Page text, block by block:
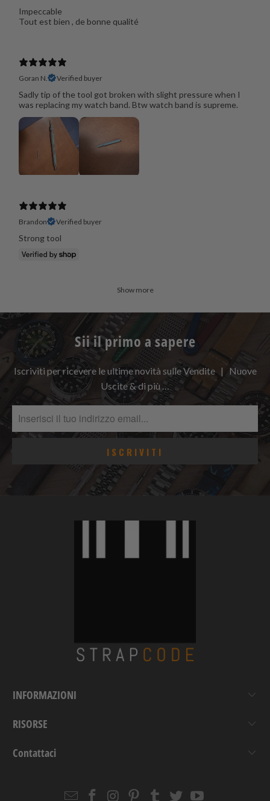
Impeccable
Goran N. Verified buyer
Sadly tip of the tool got broken with slight pressure when I
was replacing my watch band. Btw watch band is supreme.
Brandon Verified buyer
Strong tool
Show more
Sii il primo a sapere
Iscriviti per ricevere le ultime novità sulle Vendite | Nuove
Uscite & di più …
INFORMAZIONI
RISORSE
Contattaci
EmailStrapcode
Strapcode
Strapcode
Strapcode
Strapcode